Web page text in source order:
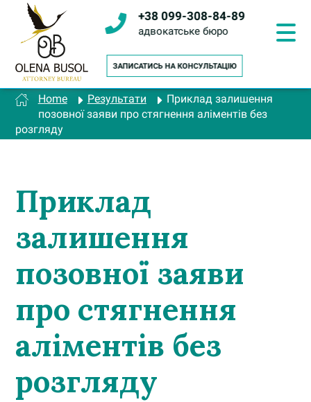
+38 099-308-84-89
адвокатське бюро
Home Результати
Приклад залишення
позовної заяви про стягнення аліментів без
розгляду
Приклад
залишення
позовної заяви
про стягнення
аліментів без
розгляду